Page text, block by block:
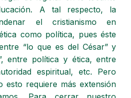
A tal respecto, la
el cristianismo en
como política, pues éste
“lo que es del César” y
entre política y ética, entre
espiritual, etc. Pero
esto requiere más extensión